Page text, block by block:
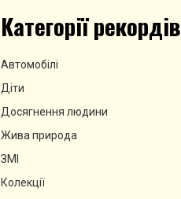
Категорії рекордів
Автомобілі
Діти
Досягнення людини
Жива природа
ЗМІ
Колекції